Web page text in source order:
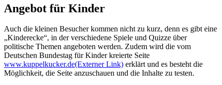
Angebot für Kinder
Auch die kleinen Besucher kommen nicht zu kurz, denn es gibt eine
„Kinderecke“, in der verschiedene Spiele und Quizze über
politische Themen angeboten werden. Zudem wird die vom
Deutschen Bundestag für Kinder kreierte Seite
www.kuppelkucker.de(Externer Link) erklärt und es besteht die
Möglichkeit, die Seite anzuschauen und die Inhalte zu testen.